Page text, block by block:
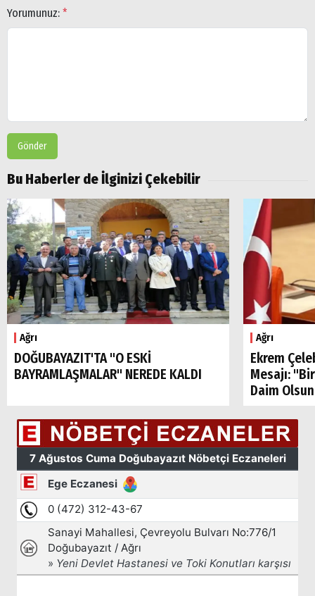
Yorumunuz: *
Gönder
Bu Haberler de İlginizi Çekebilir
Ağrı
DOĞUBAYAZIT'TA "O ESKİ
BAYRAMLAŞMALAR" NEREDE KALDI
Ağrı
Ekrem
Mesajı:
Daim
Arama
Popüler